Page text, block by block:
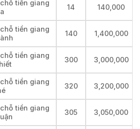
tiền giang
14 140,000
tiền giang
140 1,400,000
tiền giang
300 3,000,000
tiền giang
320 3,200,000
tiền giang
305 3,050,000